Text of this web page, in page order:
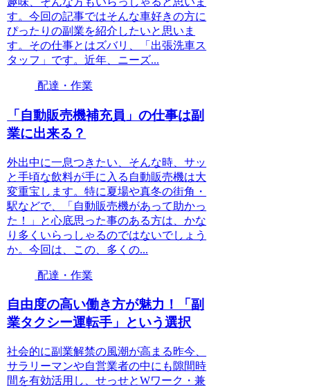
す。今回の記事ではそんな車好きの方に
ぴったりの副業を紹介したいと思いま
す。その仕事とはズバリ、「出張洗車ス
タッフ」です。近年、ニーズ...
配達・作業
「自動販売機補充員」の仕事は副
業に出来る？
外出中に一息つきたい、そんな時、サッ
と手頃な飲料が手に入る自動販売機は大
変重宝します。特に夏場や真冬の街角・
駅などで、「自動販売機があって助かっ
た！」と心底思った事のある方は、かな
り多くいらっしゃるのではないでしょう
か。今回は、この、多くの...
配達・作業
自由度の高い働き方が魅力！「副
業タクシー運転手」という選択
社会的に副業解禁の風潮が高まる昨今、
サラリーマンや自営業者の中にも隙間時
間を有効活用し、せっせとWワーク・兼